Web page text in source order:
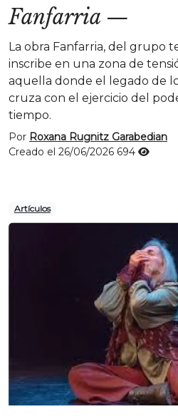
Fanfarria —
La obra Fanfarria, del grupo
inscribe en una zona de
aquella donde el legado de
cruza con el ejercicio del
tiempo.
Por Roxana Rugnitz Garabedian
Creado el 26/06/2026 694
Artículos